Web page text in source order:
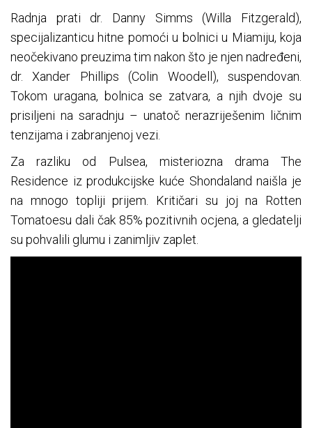
Radnja prati dr. Danny Simms (Willa Fitzgerald),
specijalizanticu hitne pomoći u bolnici u Miamiju, koja
neočekivano preuzima tim nakon što je njen nadređeni,
dr. Xander Phillips (Colin Woodell), suspendovan.
Tokom uragana, bolnica se zatvara, a njih dvoje su
prisiljeni na saradnju – unatoč nerazriješenim ličnim
tenzijama i zabranjenoj vezi.
Za razliku od Pulsea, misteriozna drama The
Residence iz produkcijske kuće Shondaland naišla je
na mnogo topliji prijem. Kritičari su joj na Rotten
Tomatoesu dali čak 85% pozitivnih ocjena, a gledatelji
su pohvalili glumu i zanimljiv zaplet.